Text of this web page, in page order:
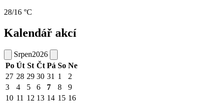
28/16 °C
Kalendář akcí
Srpen2026
Po Út St Čt Pá So Ne
27 28 29 30 31 1
2
3
4 5 6 7 8
9
10 11 12 13 14 15 16